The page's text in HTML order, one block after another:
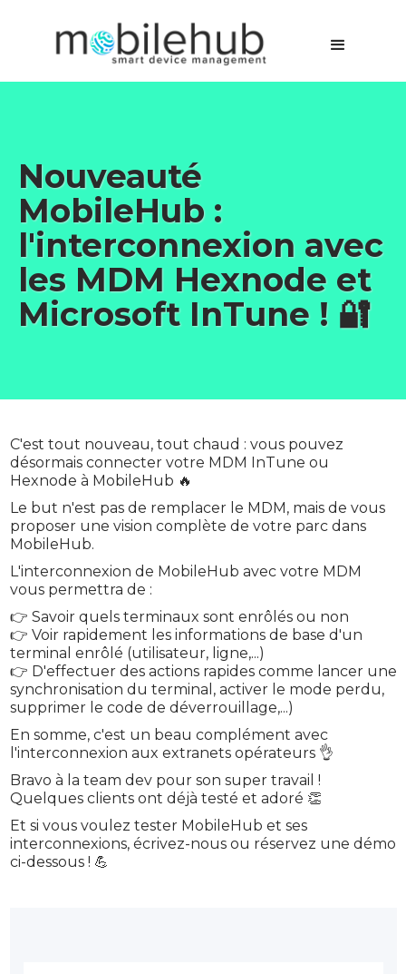
Nouveauté
MobileHub :
l'interconnexion avec
les MDM Hexnode et
Microsoft InTune ! 🔐
C'est tout nouveau, tout chaud : vous pouvez
désormais connecter votre MDM InTune ou
Hexnode à MobileHub 🔥
Le but n'est pas de remplacer le MDM, mais de vous
proposer une vision complète de votre parc dans
MobileHub.
L'interconnexion de MobileHub avec votre MDM
vous permettra de :
👉 Savoir quels terminaux sont enrôlés ou non
👉 Voir rapidement les informations de base d'un
terminal enrôlé (utilisateur, ligne,...)
👉 D'effectuer des actions rapides comme lancer une
synchronisation du terminal, activer le mode perdu,
supprimer le code de déverrouillage,...)
En somme, c'est un beau complément avec
l'interconnexion aux extranets opérateurs 👌
Bravo à la team dev pour son super travail !
Quelques clients ont déjà testé et adoré 👏
Et si vous voulez tester MobileHub et ses
interconnexions, écrivez-nous ou réservez une démo
ci-dessous ! 💪